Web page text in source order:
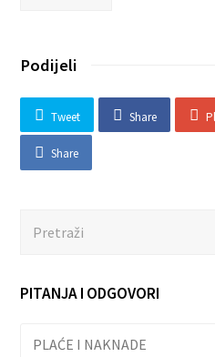
Podijeli
Tweet Share
Share
PITANJA I ODGOVORI
PLAĆE I NAKNADE